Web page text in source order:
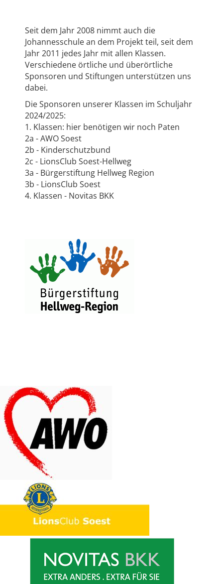
Seit dem Jahr 2008 nimmt auch die
Johannesschule an dem Projekt teil, seit dem
Jahr 2011 jedes Jahr mit allen Klassen.
Verschiedene örtliche und überörtliche
Sponsoren und Stiftungen unterstützen uns
dabei.
Die Sponsoren unserer Klassen im Schuljahr
2024/2025:
1. Klassen: hier benötigen wir noch Paten
2a - AWO Soest
2b - Kinderschutzbund
2c - LionsClub Soest-Hellweg
3a - Bürgerstiftung Hellweg Region
3b - LionsClub Soest
4. Klassen - Novitas BKK